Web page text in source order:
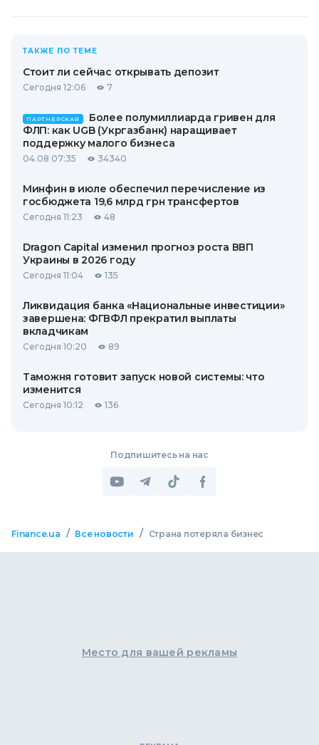
ТАКЖЕ ПО ТЕМЕ
Стоит ли сейчас открывать депозит
Сегодня 12:06 7
ПАРТНЕРСКАЯ
Более полумиллиарда гривен для
ФЛП: как UGB (Укргазбанк) наращивает
поддержку малого бизнеса
04.08 07:35 34340
Минфин в июле обеспечил перечисление из
госбюджета 19,6 млрд грн трансфертов
Сегодня 11:23 48
Dragon Capital изменил прогноз роста ВВП
Украины в 2026 году
Сегодня 11:04 135
Ликвидация банка «Национальные инвестиции»
завершена: ФГВФЛ прекратил выплаты
вкладчикам
Сегодня 10:20 89
Таможня готовит запуск новой системы: что
изменится
Сегодня 10:12 136
Подпишитесь на нас
Finance.ua / Все новости / Страна потеряла бизнес
Место для вашей рекламы